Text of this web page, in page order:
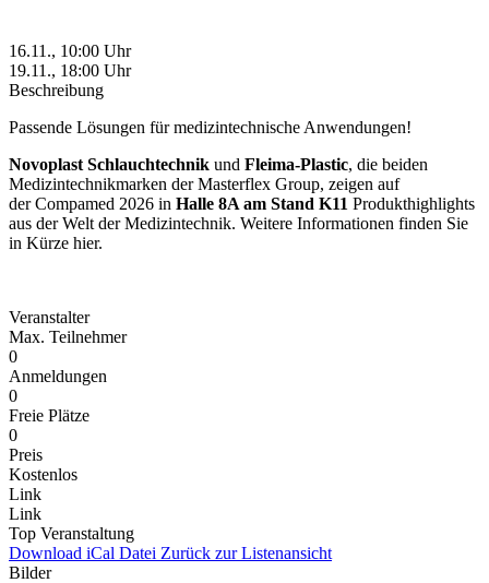
16.11., 10:00 Uhr
19.11., 18:00 Uhr
Beschreibung
Passende Lösungen für medizintechnische Anwendungen!
Novoplast Schlauchtechnik und Fleima-Plastic, die beiden
Medizintechnikmarken der Masterflex Group, zeigen auf
der Compamed 2026 in Halle 8A am Stand K11 Produkthighlights
aus der Welt der Medizintechnik. Weitere Informationen finden Sie
in Kürze hier.
Veranstalter
Max. Teilnehmer
0
Anmeldungen
0
Freie Plätze
0
Preis
Kostenlos
Link
Link
Top Veranstaltung
Download iCal Datei Zurück zur Listenansicht
Bilder